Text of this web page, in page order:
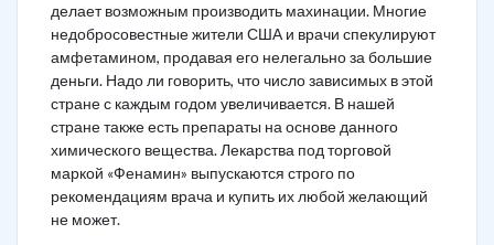
делает возможным производить махинации. Многие
недобросовестные жители США и врачи спекулируют
амфетамином, продавая его нелегально за большие
деньги. Надо ли говорить, что число зависимых в этой
стране с каждым годом увеличивается. В нашей
стране также есть препараты на основе данного
химического вещества. Лекарства под торговой
маркой «Фенамин» выпускаются строго по
рекомендациям врача и купить их любой желающий
не может.